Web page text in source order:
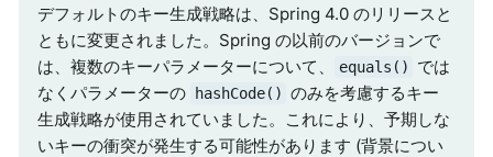
デフォルトのキー生成戦略は、Spring 4.0 のリリースと
ともに変更されました。Spring の以前のバージョンで
は、複数のキーパラメーターについて、
equals()
では
なくパラメーターの
hashCode() のみを考慮するキー
生成戦略が使用されていました。これにより、予期しな
いキーの衝突が発生する可能性があります (背景につい